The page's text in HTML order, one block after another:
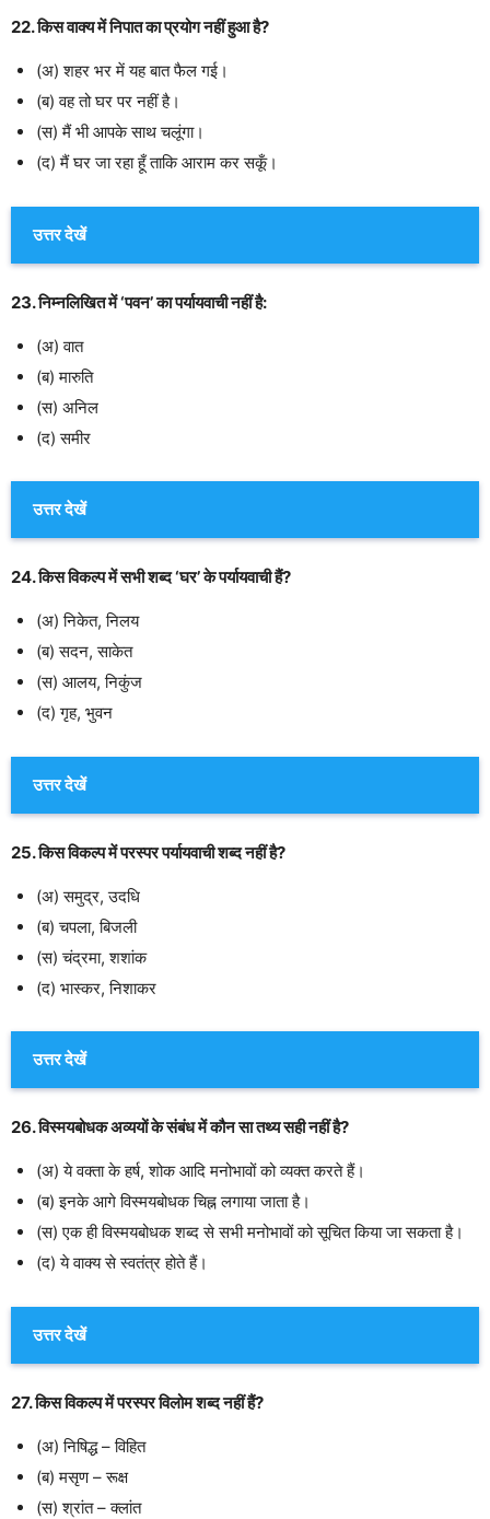
22. किस वाक्य में निपात का प्रयोग नहीं हुआ है?
(अ) शहर भर में यह बात फैल गई।
(ब) वह तो घर पर नहीं है।
(स) मैं भी आपके साथ चलूंगा।
(द) मैं घर जा रहा हूँ ताकि आराम कर सकूँ।
उत्तर देखें
23. निम्नलिखित में ‘पवन’ का पर्यायवाची नहीं है:
(अ) वात
(ब) मारुति
(स) अनिल
(द) समीर
उत्तर देखें
24. किस विकल्प में सभी शब्द ‘घर’ के पर्यायवाची हैं?
(अ) निकेत, निलय
(ब) सदन, साकेत
(स) आलय, निकुंज
(द) गृह, भुवन
उत्तर देखें
25. किस विकल्प में परस्पर पर्यायवाची शब्द नहीं है?
(अ) समुद्र, उदधि
(ब) चपला, बिजली
(स) चंद्रमा, शशांक
(द) भास्कर, निशाकर
उत्तर देखें
26. विस्मयबोधक अव्ययों के संबंध में कौन सा तथ्य सही नहीं है?
(अ) ये वक्ता के हर्ष, शोक आदि मनोभावों को व्यक्त करते हैं।
(ब) इनके आगे विस्मयबोधक चिह्न लगाया जाता है।
(स) एक ही विस्मयबोधक शब्द से सभी मनोभावों को सूचित किया जा सकता है।
(द) ये वाक्य से स्वतंत्र होते हैं।
उत्तर देखें
27. किस विकल्प में परस्पर विलोम शब्द नहीं हैं?
(अ) निषिद्ध – विहित
(ब) मसृण – रूक्ष
(स) श्रांत – क्लांत